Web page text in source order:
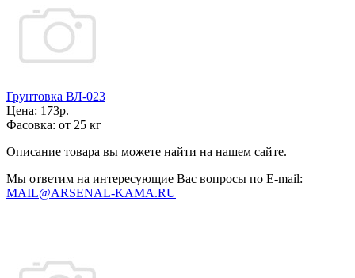
Грунтовка ВЛ-023
Цена: 173р.
Фасовка: от 25 кг
Описание товара вы можете найти на нашем сайте.
Мы ответим на интересующие Вас вопросы по E-mail:
MAIL@ARSENAL-KAMA.RU